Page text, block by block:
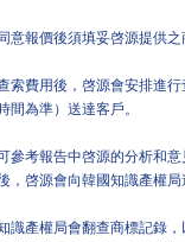
意報價後須填妥啓源提供
索費用後，啓源會安排進
間為準）送達客戶。
參考報告中啓源的分析和
，啓源會向韓國知識產權
識產權局會翻查商標記錄